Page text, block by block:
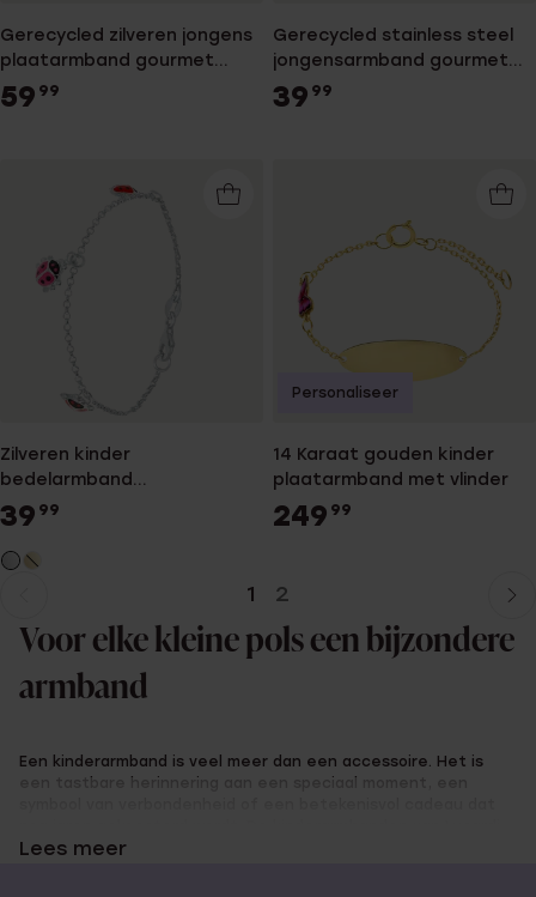
Gerecycled zilveren jongens
plaatarmband gourmet
schakel
59 99
Gerecycled stainless steel
jongensarmband gourmet
schakel mat
39 99
Zilveren kinder
bedelarmband
lieveheersbeestje
39 99
14 Karaat gouden kinder
plaatarmband met vlinder
249 99
Personaliseer
pagina
1 2
naarVoor elke kleine pols een bijzondere
armband
Een kinderarmband is veel meer dan een accessoire. Het is
een tastbare herinnering aan een speciaal moment, een
zijn speciaal gemaakt voor kleine polsjes en vormen een mooi
Lees meer